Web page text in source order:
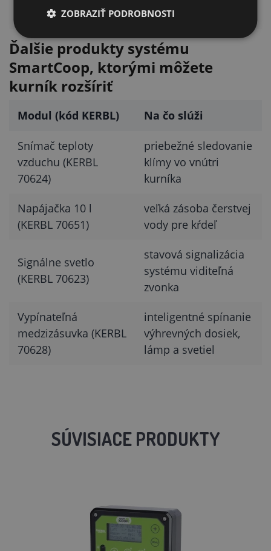
Ovládanie na diaľku
aplikáciu Kerbl
Ďalšie produkty systému
SmartCoop, ktorými môžete
kurník rozšíriť
Modul (kód KERBL) Na čo slúži
Snímač teploty
vzduchu (KERBL
70624)
priebežné sledovanie
klímy vo vnútri
kurníka
Napájačka 10 l
(KERBL 70651)
veľká zásoba čerstvej
vody pre kŕdeľ
Signálne svetlo
(KERBL 70623)
stavová signalizácia
systému viditeľná
zvonka
Vypínateľná
medzizásuvka (KERBL
70628)
inteligentné spínanie
výhrevných dosiek,
lámp a svetiel
SÚVISIACE PRODUKTY
ZOBRAZIŤ PODROBNOSTI